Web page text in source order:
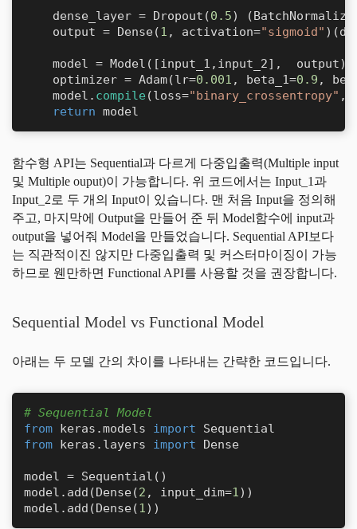
    dense_layer = Dropout(
0.5)
    output = Dense(
1 , activation="sigmoid"
    model = Model([input_1,input_2],  output)
    optimizer = Adam(lr=
0.001 , beta_1=0.9 ,
    model.
compile (loss="binary_crossentropy" ,
return model
함수형 API는 Sequential과 다르게 다중입출력(Multiple input
및 Multiple ouput)이 가능합니다. 위 코드에서는 Input_1과
Input_2로 두 개의 Input이 있습니다. 맨 처음 Input을 정의해
주고, 마지막에 Output을 만들어 준 뒤 Model함수에 input과
output을 넣어줘 Model을 만들었습니다. Sequential API보다
는 직관적이진 않지만 다중입출력 및 커스터마이징이 가능
하므로 웬만하면 Functional API를 사용할 것을 권장합니다.
Sequential Model vs Functional Model
아래는 두 모델 간의 차이를 나타내는 간략한 코드입니다.
# Sequential Model
from keras.models import
from keras.layers import Dense
model = Sequential()
model.add(Dense(2 , input_dim=1))
model.add(Dense(1))